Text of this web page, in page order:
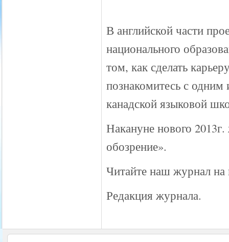
В английской части
национального
том, как сделать
познакомитесь с
канадской языковой
Накануне нового
обозрение».
Читайте наш журнал на
Редакция журнала.